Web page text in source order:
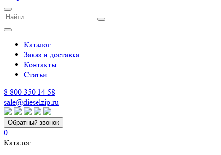
Каталог
Заказ и доставка
Контакты
Статьи
8 800 350 14 58
sale@dieselzip.ru
Обратный звонок
0
Каталог